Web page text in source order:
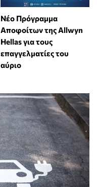
Νέο Πρόγραμμα
Αποφοίτων της Allwyn
Hellas για τους
επαγγελματίες του
αύριο